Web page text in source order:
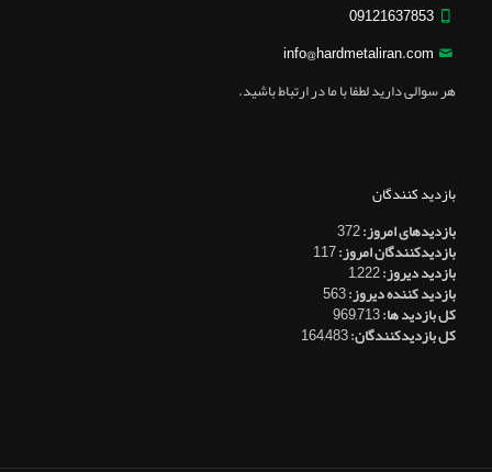
09121637853
info@hardmetaliran.com
هر سوالی دارید لطفا با ما در ارتباط باشید.
بازدید کنندگان
بازدیدهای امروز:372
بازدیدکنندگان امروز:117
بازدید دیروز:1,222
بازدید کننده دیروز:563
کل بازدید ها:969,713
کل بازدیدکنند‌گان:164,483